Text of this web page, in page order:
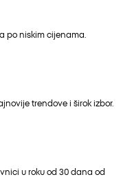
po niskim cijenama.
trendove i širok izbor.
u roku od 30 dana od